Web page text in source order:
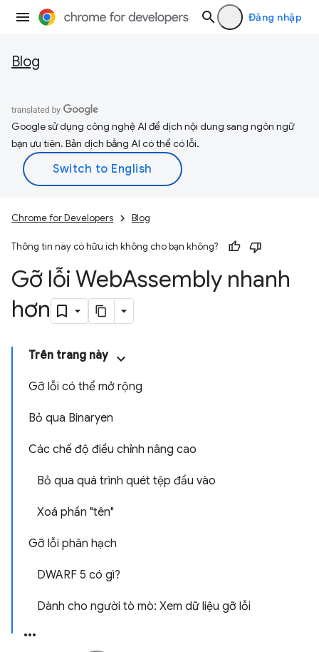
Đăng nhập
Blog
Google sử dụng công nghệ AI để dịch nội dung sang ngôn ngữ
bạn ưu tiên. Bản dịch bằng AI có thể có lỗi.
Chrome for Developers Blog
Thông tin này có hữu ích không cho bạn không?
Gỡ lỗi WebAssembly nhanh
hơn
Trên trang này
Gỡ lỗi có thể mở rộng
Bỏ qua Binaryen
Các chế độ điều chỉnh nâng cao
Bỏ qua quá trình quét tệp đầu vào
Xoá phần "tên"
Gỡ lỗi phân hạch
DWARF 5 có gì?
Dành cho người tò mò: Xem dữ liệu gỡ lỗi